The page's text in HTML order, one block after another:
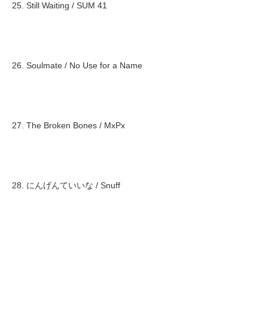
25. Still Waiting / SUM 41
26. Soulmate / No Use for a Name
27. The Broken Bones / MxPx
28. にんげんていいな / Snuff